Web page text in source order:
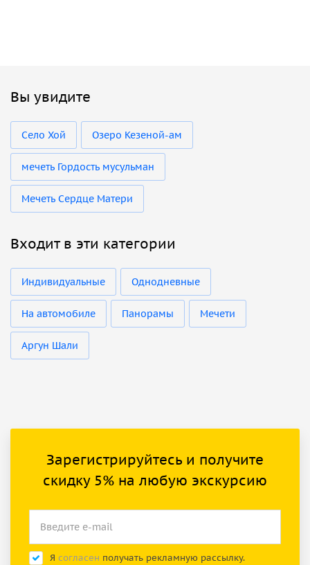
Вы увидите
Село Хой Озеро Кезеной-ам
мечеть Гордость мусульман
Мечеть Сердце Матери
Входит в эти категории
Индивидуальные Однодневные
На автомобиле Панорамы Мечети
Аргун Шали
Зарегистрируйтесь и получите
скидку 5% на любую экскурсию
Я согласен получать рекламную рассылку.